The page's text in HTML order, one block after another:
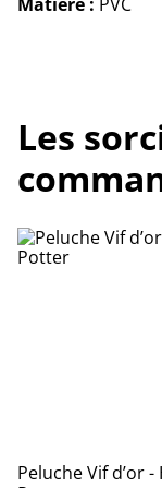
Les
Peluche Vif d’or